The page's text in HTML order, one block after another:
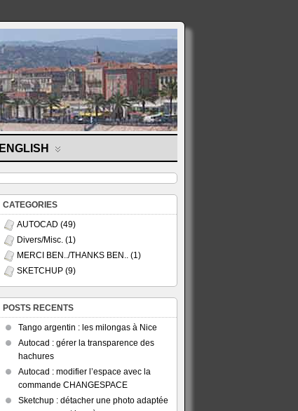
ENGLISH
CATEGORIES
AUTOCAD (49)
Divers/Misc. (1)
MERCI BEN../THANKS BEN.. (1)
SKETCHUP (9)
POSTS RECENTS
Tango argentin : les milongas à Nice
Autocad : gérer la transparence des
hachures
Autocad : modifier l’espace avec la
commande CHANGESPACE
Sketchup : détacher une photo adaptée